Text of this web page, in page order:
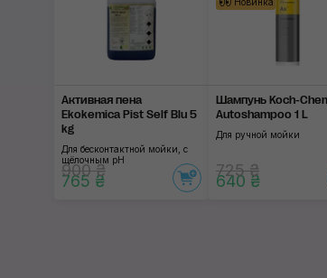
Активная пена
Ekokemica Pist Self Blu 5
kg
Для бесконтактной мойки, с
щёлочным pH
900 ₴
765 ₴
Шампунь Koch-
Autoshampoo 1 L
Для ручной мойки
725 ₴
640 ₴